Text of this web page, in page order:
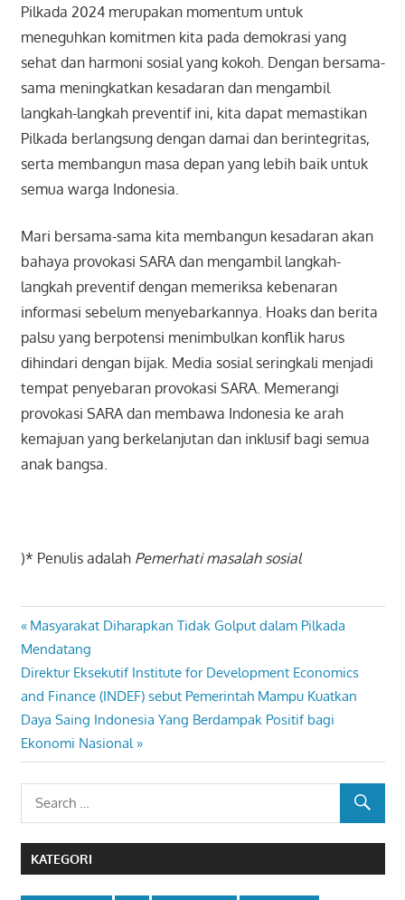
Pilkada 2024 merupakan momentum untuk
meneguhkan komitmen kita pada demokrasi yang
sehat dan harmoni sosial yang kokoh. Dengan bersama-
sama meningkatkan kesadaran dan mengambil
langkah-langkah preventif ini, kita dapat memastikan
Pilkada berlangsung dengan damai dan berintegritas,
serta membangun masa depan yang lebih baik untuk
semua warga Indonesia.
Mari bersama-sama kita membangun kesadaran akan
bahaya provokasi SARA dan mengambil langkah-
langkah preventif dengan memeriksa kebenaran
informasi sebelum menyebarkannya. Hoaks dan berita
palsu yang berpotensi menimbulkan konflik harus
dihindari dengan bijak. Media sosial seringkali menjadi
tempat penyebaran provokasi SARA. Memerangi
provokasi SARA dan membawa Indonesia ke arah
kemajuan yang berkelanjutan dan inklusif bagi semua
anak bangsa.
)* Penulis adalah Pemerhati masalah sosial
Navigasi
pos
Previous
Post:
Masyarakat Diharapkan Tidak Golput dalam Pilkada
Mendatang
Next
Post:
Direktur Eksekutif Institute for Development Economics
and Finance (INDEF) sebut Pemerintah Mampu Kuatkan
Daya Saing Indonesia Yang Berdampak Positif bagi
Ekonomi Nasional
KATEGORI